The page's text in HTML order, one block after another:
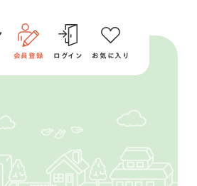
会員登録 ログイン お気に入り